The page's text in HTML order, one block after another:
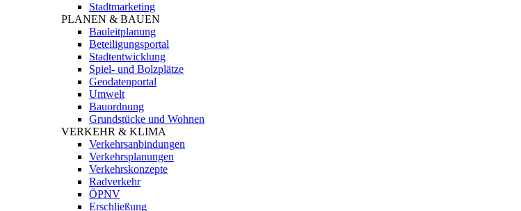
Stadtmarketing
PLANEN & BAUEN
Bauleitplanung
Beteiligungsportal
Stadtentwicklung
Spiel- und Bolzplätze
Geodatenportal
Umwelt
Bauordnung
Grundstücke und Wohnen
VERKEHR & KLIMA
Verkehrsanbindungen
Verkehrsplanungen
Verkehrskonzepte
Radverkehr
ÖPNV
Erschließung